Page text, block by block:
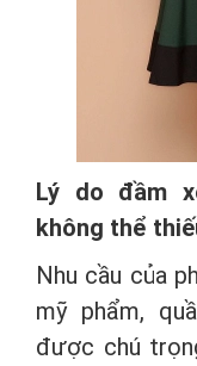
Lý do đầm
không thể
Nhu cầu của
mỹ phẩm,
được chú